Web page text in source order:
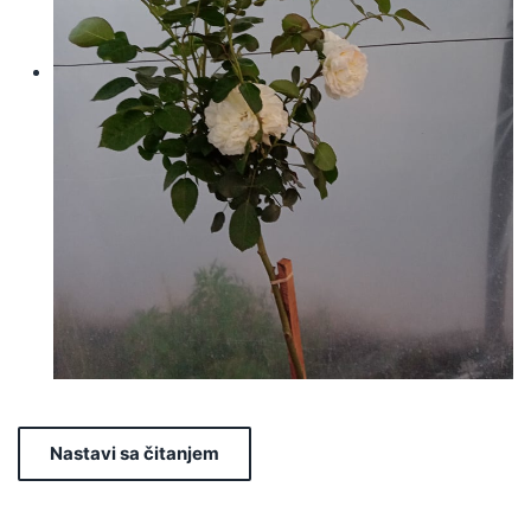
Nastavi sa čitanjem